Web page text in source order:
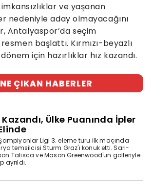
ve yaşanan
nedeniyle aday olmayacağını
Antalyaspor’da seçim
başlattı. Kırmızı-beyazlı
için hazırlıklar hız kazandı.
ÇIKAN HABERLER
Ülke Puanında İpler
Şampiyonlar Ligi 3. eleme turu ilk maçında
temsilcisi Sturm Graz'ı konuk etti. Sarı-
Talisca ve Mason Greenwood'un golleriyle